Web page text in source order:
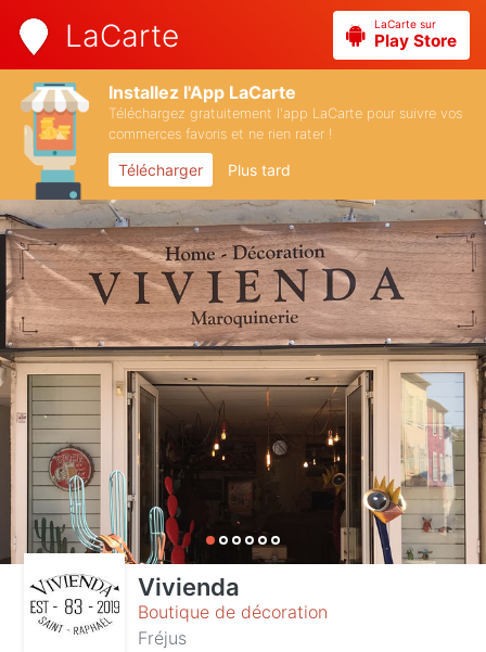
LaCarte LaCarte sur
Play Store
Installez l'App LaCarte
Téléchargez gratuitement l'app LaCarte pour suivre vos
commerces favoris et ne rien rater !
Télécharger Plus tard
Vivienda
Boutique de décoration
Fréjus